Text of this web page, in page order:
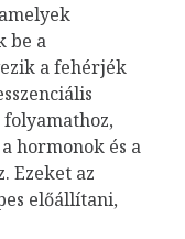
be a
a fehérjék
hormonok és a
Ezeket az
előállítani,